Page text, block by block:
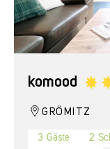
komood
GRÖMITZ
3 Gäste 2